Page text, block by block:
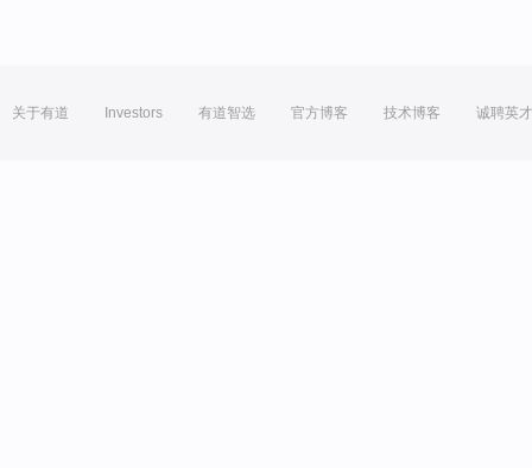
关于有道 Investors 有道智选 官方博客 技术博客 诚聘英才